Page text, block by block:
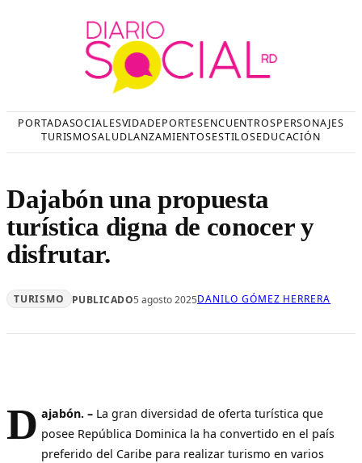
PORTADASOCIALESVIDADEPORTESENCUENTROSPERSONAJES
TURISMOSALUDLANZAMIENTOSESTILOSEDUCACIÓN
Dajabón una propuesta
turística digna de conocer y
disfrutar.
TURISMO PUBLICADO5 agosto 2025DANILO GÓMEZ HERRERA
D ajabón. – La gran diversidad de oferta turística que
posee República Dominica la ha convertido en el país
preferido del Caribe para realizar turismo en varios